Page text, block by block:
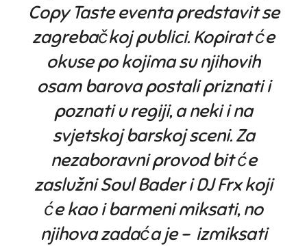
Copy Taste eventa predstavit se
zagrebačkoj publici. Kopirat će
okuse po kojima su njihovih
osam barova postali priznati i
poznati u regiji, a neki i na
svjetskoj barskoj sceni. Za
nezaboravni provod bit će
zaslužni Soul Bader i DJ Frx koji
će kao i barmeni miksati, no
njihova zadaća je – izmiksati